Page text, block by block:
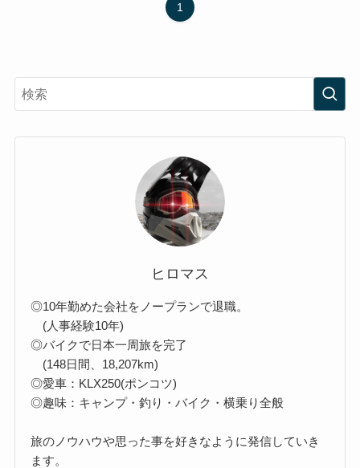
1
ヒロマス
◎10年勤めた会社をノープランで退職。
(人事経験10年)
◎バイクで日本一周旅を完了
(148日間、18,207km)
◎愛車：KLX250(ポンコツ)
◎趣味：キャンプ・釣り・バイク・横乗り全般
旅のノウハウや思った事を好きなように発信していき
ます。